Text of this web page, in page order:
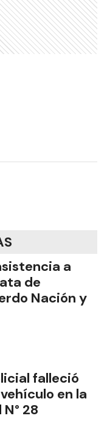
a
de
Nación y
falleció
en la
28